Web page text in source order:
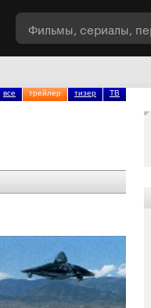
все трейлер тизер ТВ